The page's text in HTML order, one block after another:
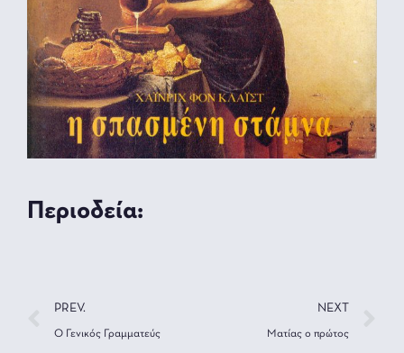
Περιοδεία:
PREV.
Ο Γενικός Γραμματεύς
NEXT
Ματίας ο πρώτος